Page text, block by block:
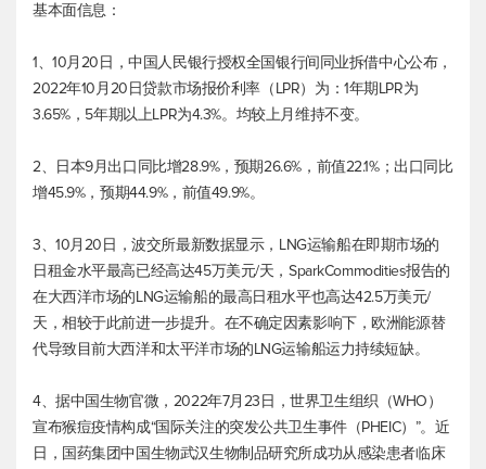
基本面信息：
1、10月20日，中国人民银行授权全国银行间同业拆借中心公布，
2022年10月20日贷款市场报价利率（LPR）为：1年期LPR为
3.65%，5年期以上LPR为4.3%。均较上月维持不变。
2、日本9月出口同比增28.9%，预期26.6%，前值22.1%；出口同比
增45.9%，预期44.9%，前值49.9%。
3、10月20日，波交所最新数据显示，LNG运输船在即期市场的
日租金水平最高已经高达45万美元/天，SparkCommodities报告的
在大西洋市场的LNG运输船的最高日租水平也高达42.5万美元/
天，相较于此前进一步提升。在不确定因素影响下，欧洲能源替
代导致目前大西洋和太平洋市场的LNG运输船运力持续短缺。
4、据中国生物官微，2022年7月23日，世界卫生组织（WHO）
宣布猴痘疫情构成“国际关注的突发公共卫生事件（PHEIC）”。近
日，国药集团中国生物武汉生物制品研究所成功从感染患者临床